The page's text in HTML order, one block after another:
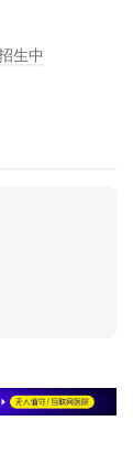
生中